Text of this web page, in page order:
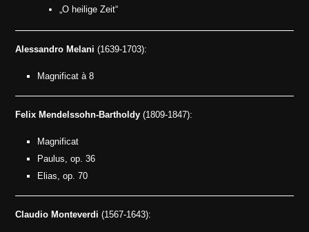
„O heilige Zeit“
Alessandro Melani (1639-1703):
Magnificat à 8
Felix Mendelssohn-Bartholdy (1809-1847):
Magnificat
Paulus, op. 36
Elias, op. 70
Claudio Monteverdi (1567-1643):